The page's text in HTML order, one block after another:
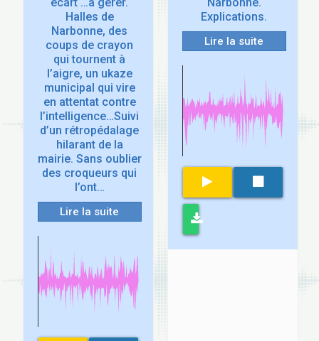
Halles de
Narbonne, des
coups de crayon
qui tournent à
l’aigre, un ukaze
municipal qui vire
en attentat contre
l’intelligence…Suivi
d’un rétropédalage
hilarant de la
mairie. Sans oublier
des croqueurs qui
l’ont…
Lire la suite
Explications.
Lire la suite